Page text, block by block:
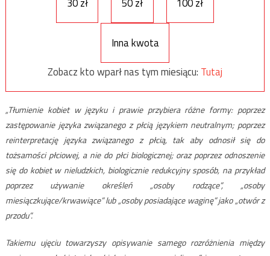
30 zł 50 zł 100 zł
Inna kwota
Zobacz kto wparł nas tym miesiącu: Tutaj
„Tłumienie kobiet w języku i prawie przybiera różne formy: poprzez
zastępowanie języka związanego z płcią językiem neutralnym; poprzez
reinterpretację języka związanego z płcią, tak aby odnosił się do
tożsamości płciowej, a nie do płci biologicznej; oraz poprzez odnoszenie
się do kobiet w nieludzkich, biologicznie redukcyjny sposób, na przykład
poprzez używanie określeń „osoby rodzące”, „osoby
miesiączkujące/krwawiące” lub „osoby posiadające waginę” jako „otwór z
przodu”.
Takiemu ujęciu towarzyszy opisywanie samego rozróżnienia między